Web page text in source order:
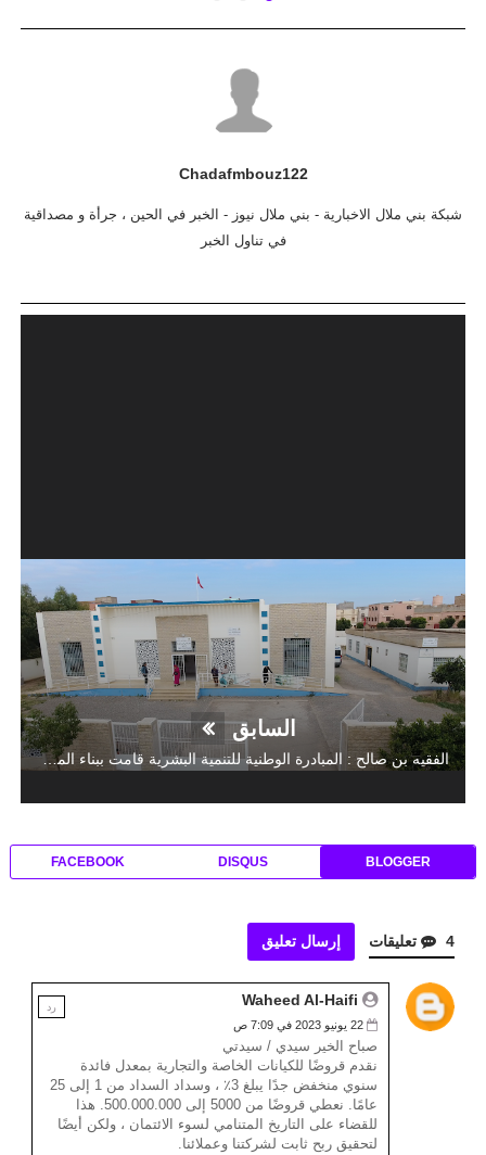
Chadafmbouz122
شبكة بني ملال الاخبارية - بني ملال نيوز - الخبر في الحين ، جرأة و مصداقية
في تناول الخبر
السابق
الفقيه بن صالح : المبادرة الوطنية للتنمية البشرية قامت ببناء المركز الصحي بمركز جماعة برادية بعد ثلاثين سنة من البناء المفكك و تم تجهيزه باحدث الوسائل مكن من العمل في شروط ملائمة جدا
BLOGGER
DISQUS
FACEBOOK
4 تعليقات إرسال تعليق
Waheed Al-Haifi
22 يونيو 2023 في 7:09 ص
صباح الخير سيدي / سيدتي
نقدم قروضًا للكيانات الخاصة والتجارية بمعدل فائدة
سنوي منخفض جدًا يبلغ 3٪ ، وسداد السداد من 1 إلى 25
عامًا. نعطي قروضًا من 5000 إلى 500.000.000. هذا
للقضاء على التاريخ المتنامي لسوء الائتمان ، ولكن أيضًا
لتحقيق ربح ثابت لشركتنا وعملائنا.
رد